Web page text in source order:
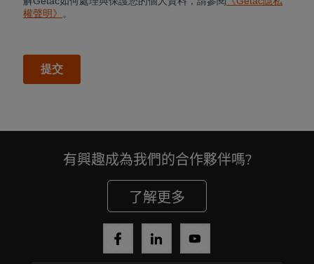
有興趣成為我們的合作夥伴嗎?
了解更多